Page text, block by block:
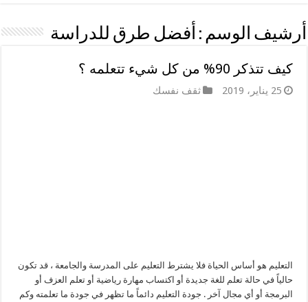
أرشيف الوسم : أفضل طرق للدراسة
كيف تتذكر 90% من كل شيء تتعلمه ؟
25 يناير، 2019 ثقف نفسك
التعليم هو أساس الحياة فلا يشترط التعليم على المدرسة والجامعة ، قد تكون
حالياً في حالة تعلم للغة جديدة أو اكتساب مهارة رياضية أو تعلم العزف أو
البرمجة أو أي مجال آخر . جودة التعليم دائماً ما تظهر في جودة ما تعلمته وكم